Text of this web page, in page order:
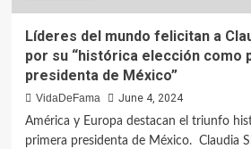
Líderes del mundo felicitan a
por su “histórica elección como
presidenta de México”
VidaDeFama
June 4, 2024
América y Europa destacan el triunfo
primera presidenta de México. Claudia